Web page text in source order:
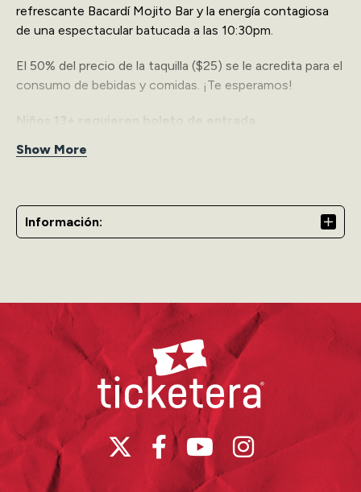
refrescante Bacardí Mojito Bar y la energía contagiosa
de una espectacular batucada a las 10:30pm.
El 50% del precio de la taquilla ($25) se le acredita para el
consumo de bebidas y comidas. ¡Te esperamos!
Show More
Información:
Ticketera